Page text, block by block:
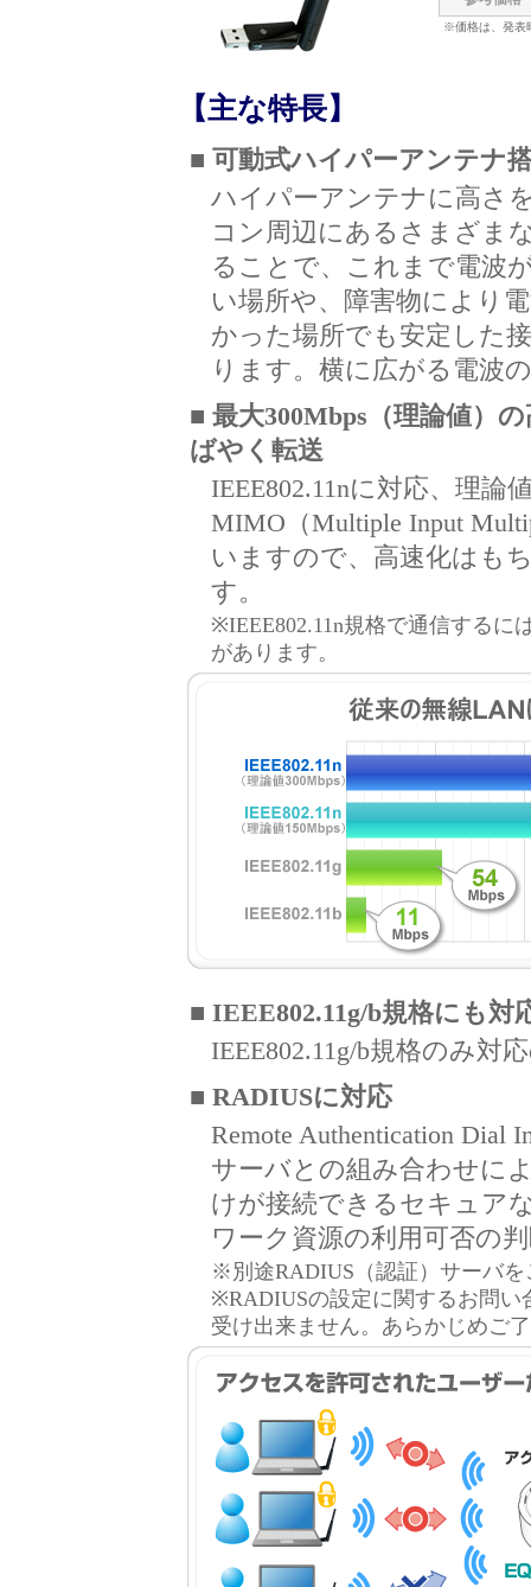
※価格は、発表
【主な特長】
■ 可動式ハイパーアンテナ
ハイパーアンテナに高さ
コン周辺にあるさまざま
ることで、これまで電波
い場所や、障害物により
かった場所でも安定した
ります。横に広がる電波
■ 最大300Mbps（理論値）
ばやく転送
IEEE802.11nに対応、理論
MIMO（Multiple Input
いますので、高速化はも
す。
※IEEE802.11n規格で通信するに
があります。
■ IEEE802.11g/b規格にも対
IEEE802.11g/b規格のみ対
■ RADIUSに対応
Remote Authentication Dial
サーバとの組み合わせに
けが接続できるセキュア
ワーク資源の利用可否の
※別途RADIUS（認証）サーバを
※RADIUSの設定に関するお問い
受け出来ません。あらかじめご